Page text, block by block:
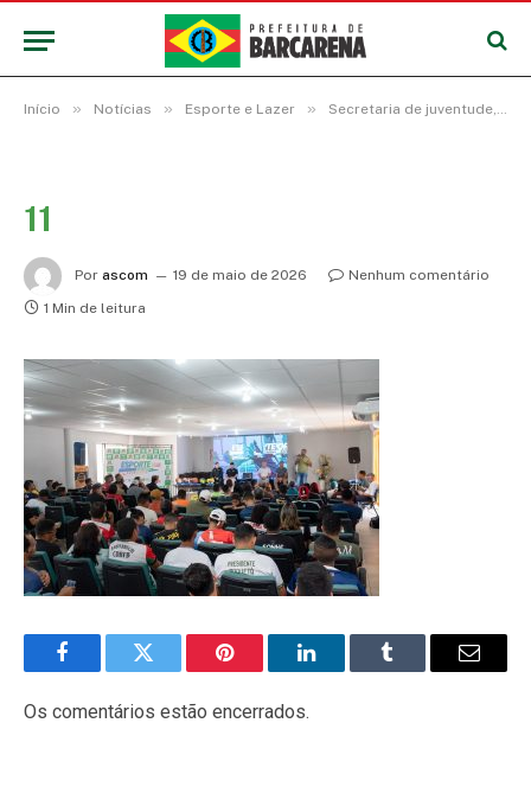
Início » Notícias » Esporte e Lazer » Secretaria de juventude, esporte e lazer abre a temporada de competições no município
11
Por ascom 19 de maio de 2026
Nenhum comentário
1 Min de leitura
FacebookTwitter Pinterest LinkedInTumblr
E-
Os comentários estão encerrados.